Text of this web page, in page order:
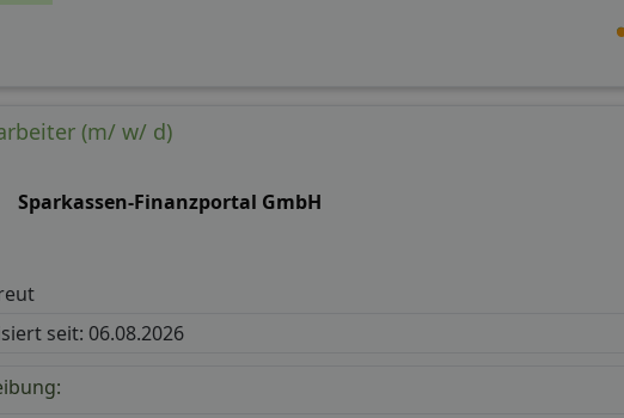
(m/ w/ d)
Sparkassen-Finanzportal GmbH
seit: 06.08.2026